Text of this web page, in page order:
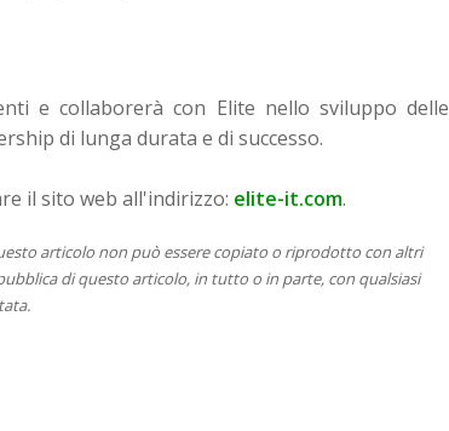
e collaborerà con Elite nello sviluppo delle
di lunga durata e di successo.
il sito web all'indirizzo: elite-it.com.
articolo non può essere copiato o riprodotto con altri
di questo articolo, in tutto o in parte, con qualsiasi